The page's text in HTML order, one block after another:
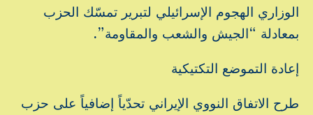
الوزاري الهجوم الإسرائيلي لتبرير تمسّك الحزب
بمعادلة “الجيش والشعب والمقاومة”.
إعادة التموضع التكتيكية
طرح الاتفاق النووي الإيراني تحدّياً إضافياً على حزب